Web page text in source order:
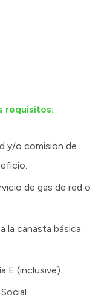
requisitos:
y/o comision de
de gas de red o
la canasta básica
E (inclusive).